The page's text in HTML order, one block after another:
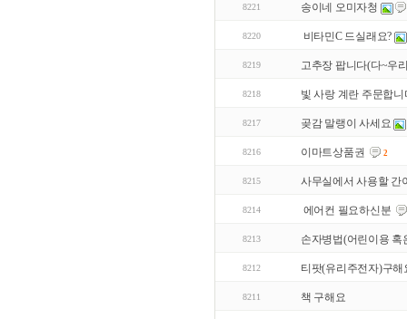
8221 송이네 오미자청
8220 비타민C 드실래요?
8219 고추장 팝니다(다~우
8218 빛 사랑 계란 주문합니
8217 곶감 말랭이 사세요
8216 이마트상품권 2
8215 사무실에서 사용할 간
8214 에어컨 필요하신분
8213 손자병법(어린이용 혹
8212 티팟(유리주전자)구해
8211 책 구해요